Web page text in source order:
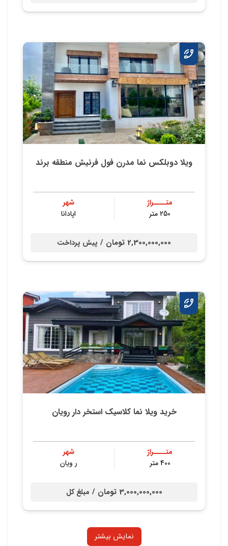
ویلا دوبلکس نما مدرن فول فرنیش منطقه برند
متــــراژ
250 متر
شهر
اپادانا
2,300,000,000 تومان / پیش پرداخت
خرید ويلا نما کلاسیک استخر دار رویان
متــــراژ
400 متر
شهر
ر ویان
3,000,000,000 تومان / مبلغ کل
نمایش بیشتر